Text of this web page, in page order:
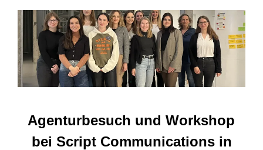
Agenturbesuch und Workshop
bei Script Communications in